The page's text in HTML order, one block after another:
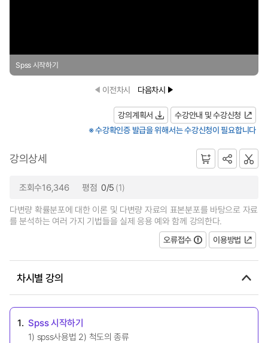
Spss 시작하기
이전차시 다음차시
강의계획서
수강안내 및 수강신청
※ 수강확인증 발급을 위해서는 수강신청이 필요합니다
강의상세
조회수16,346 평점 0/5 (1)
다변량 확률분포에 대한 이론 및 다변량 자료의 표본분포를 바탕으로 자료
를 분석하는 여러 가지 기법들을 실제 응용 예와 함께 강의한다.
오류접수
이용방법
차시별 강의
1. Spss 시작하기
1) spss사용법 2) 척도의 종류